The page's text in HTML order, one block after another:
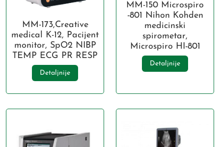
MM-173,Creative
medical K-12, Pacijent
monitor, SpO2 NIBP
TEMP ECG PR RESP
Detaljnije
MM-150 Microspiro
-801 Nihon Kohden
medicinski
spirometar,
Microspiro HI-801
Detaljnije